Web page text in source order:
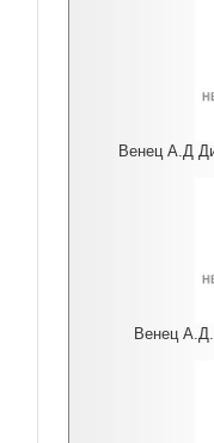
Венец А.Д
Венец